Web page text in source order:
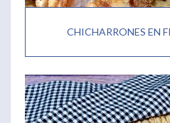
CHICHARRONES EN